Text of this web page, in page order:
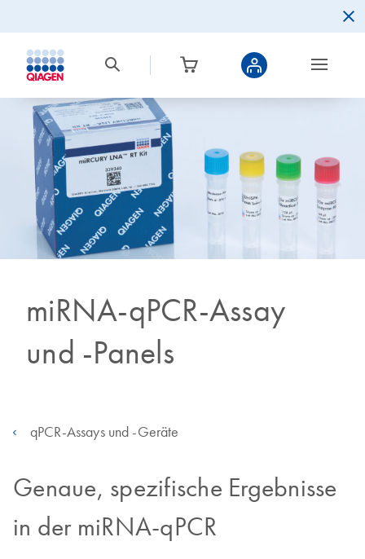
miRNA-qPCR-Assay
und -Panels
qPCR-Assays und -Geräte
Genaue, spezifische Ergebnisse
in der miRNA-qPCR